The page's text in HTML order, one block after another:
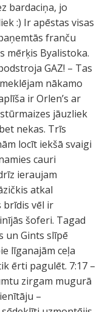
bardaciņa, jo
:) Ir apēstas visas
franču
mērķis Byalistoka.
GAZ! – Tas
nākamo
ir Orlen’s ar
jāuzliek
nekas. Trīs
locīt iekšā svaigi
cauri
ieraujam
atkal
brīdis vēl ir
šoferi. Tagad
un Gints slīpē
līganajām ceļa
ērti pagulēt. 7:17 –
zirgam mugurā
–